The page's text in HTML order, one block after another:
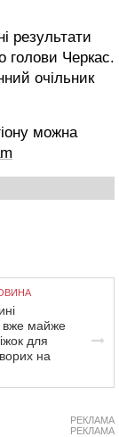
результати
голови Черкас.
очільник
можна
вже майже
для
на
РЕКЛАМА
РЕКЛАМА